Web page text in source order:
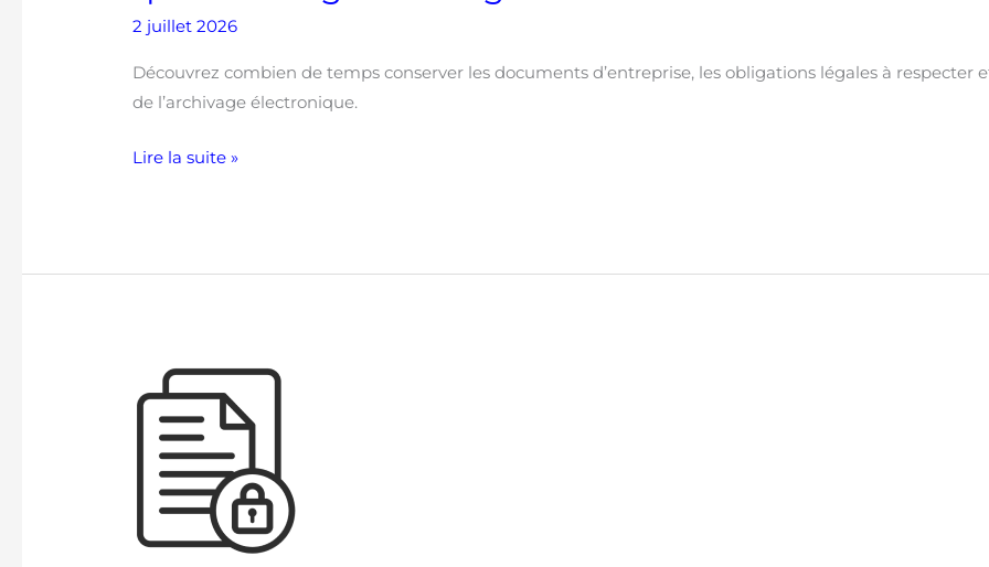
2 juillet 2026
Découvrez combien de temps conserver les documents d’entreprise, les obligations légales à respecter
de l’archivage électronique.
?
Lire la suite »
Ransomware
pourquoi
l’archivage
électronique
vos